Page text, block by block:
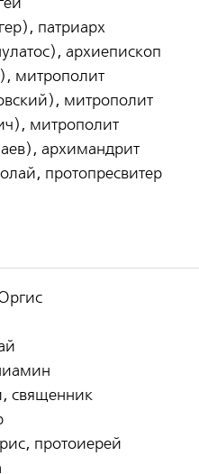
патриарх
архиепископ
митрополит
митрополит
митрополит
архимандрит
протопресвитер
священник
протоиерей